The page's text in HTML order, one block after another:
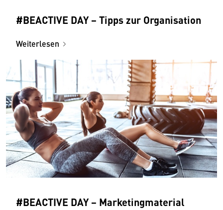
#BEACTIVE DAY − Tipps zur Organisation
Weiterlesen
#BEACTIVE DAY − Marketingmaterial